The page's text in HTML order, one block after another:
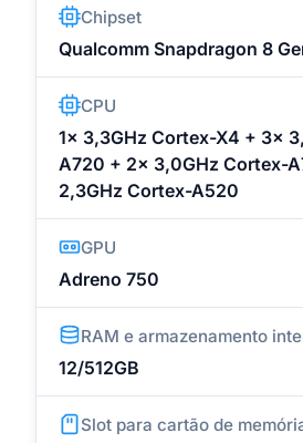
Chipset
Qualcomm Snapdragon 8
CPU
1x 3,3GHz Cortex-X4 + 3x
A720 + 2x 3,0GHz Cortex-
2,3GHz Cortex-A520
GPU
Adreno 750
RAM e armazenamento
12/512GB
Slot para cartão de